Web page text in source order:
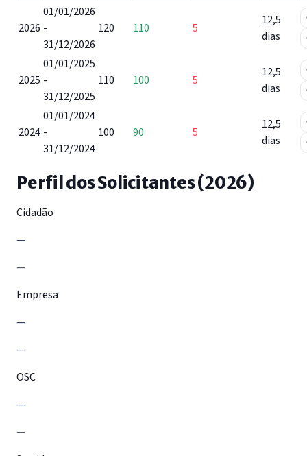
Tabela de relatórios anuais históricos do SIC
2026
01/01/2026
-
31/12/2026
120 110 5
12,5
dias
2025
01/01/2025
-
31/12/2025
110 100 5
12,5
dias
2024
01/01/2024
-
31/12/2024
100 90 5
12,5
dias
Perfil dos Solicitantes (2026)
Cidadão
—
—
Empresa
—
—
OSC
—
—